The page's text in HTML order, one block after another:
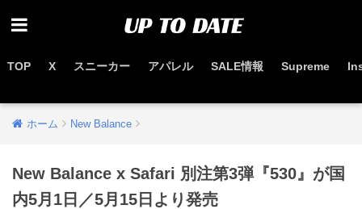
TOP X スニーカー アパレル SALE情報 Supreme
ホーム New Balance
New Balance x Safari 別注第3弾『530』が国
内5月1日／5月15日より発売